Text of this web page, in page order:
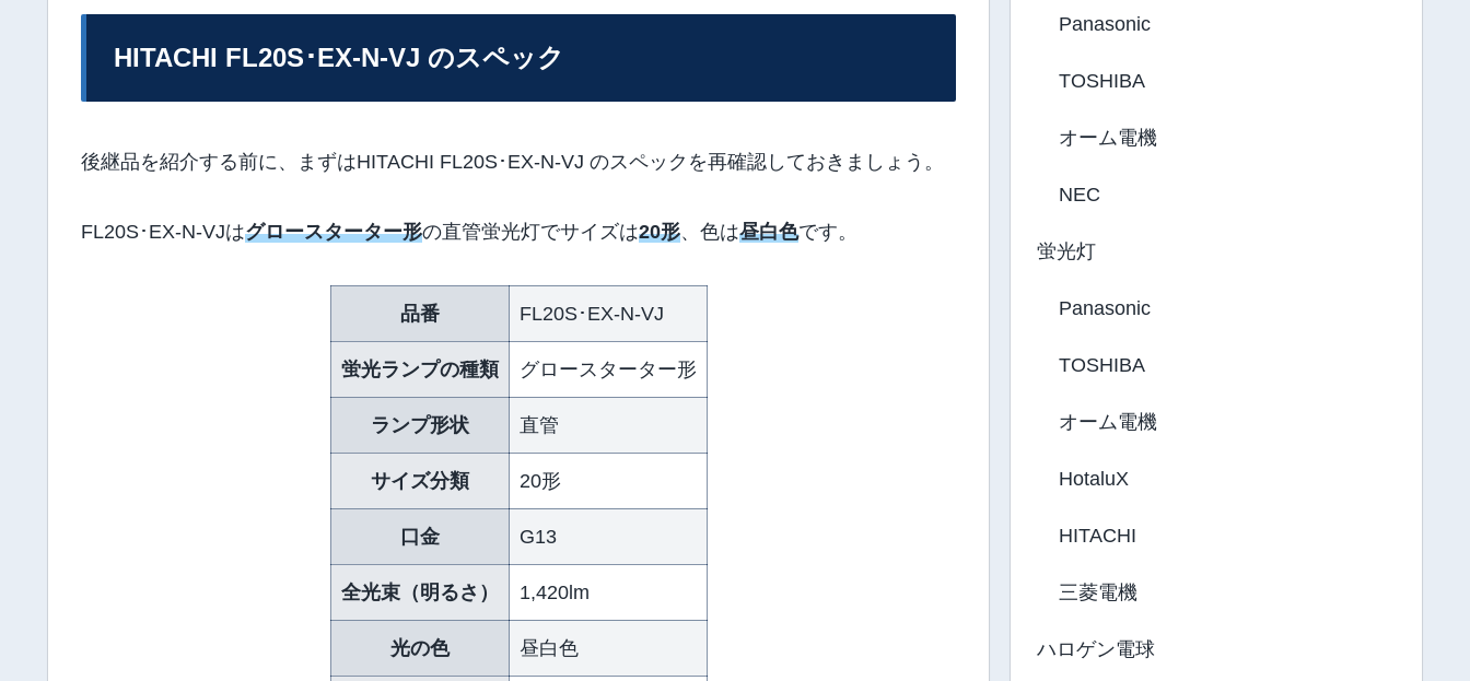
HITACHI FL20S･EX-N-VJ のスペック
後継品を紹介する前に、まずはHITACHI FL20S･EX-N-VJ のスペックを再確認しておきましょう。
FL20S･EX-N-VJはグロースターター形の直管蛍光灯でサイズは20形、色は昼白色です。
品番 FL20S･EX-N-VJ
蛍光ランプの種類 グロースターター形
ランプ形状 直管
サイズ分類 20形
口金 G13
全光束（明るさ） 1,420lm
光の色 昼白色
Panasonic
TOSHIBA
オーム電機
NEC
蛍光灯
Panasonic
TOSHIBA
オーム電機
HotaluX
HITACHI
三菱電機
ハロゲン電球